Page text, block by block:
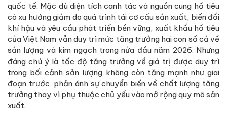
quốc tế. Mặc dù diện tích canh tác và nguồn cung hồ tiêu
có xu hướng giảm do quá trình tái cơ cấu sản xuất, biến đổi
khí hậu và yêu cầu phát triển bền vững, xuất khẩu hồ tiêu
của Việt Nam vẫn duy trì mức tăng trưởng hai con số cả về
sản lượng và kim ngạch trong nửa đầu năm 2026. Nhưng
đáng chú ý là tốc độ tăng trưởng về giá trị được duy trì
trong bối cảnh sản lượng không còn tăng mạnh như giai
đoạn trước, phản ánh sự chuyển biến về chất lượng tăng
trưởng thay vì phụ thuộc chủ yếu vào mở rộng quy mô sản
xuất.